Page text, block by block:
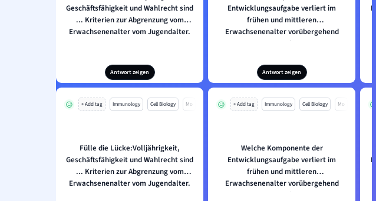
Geschäftsfähigkeit und Wahlrecht sind
... Kriterien zur Abgrenzung vom
Erwachsenenalter vom Jugendalter.
Antwort zeigen
Entwicklungsaufgabe verliert im
frühen und mittleren
Erwachsenenalter vorübergehend
etwas an Bedeutung?
Antwort zeigen
+ Add tag Immunology Cell Biology Mo
Fülle die Lücke:Volljährigkeit,
Geschäftsfähigkeit und Wahlrecht sind
... Kriterien zur Abgrenzung vom
Erwachsenenalter vom Jugendalter.
+ Add tag Immunology Cell Biology Mo
Welche Komponente der
Entwicklungsaufgabe verliert im
frühen und mittleren
Erwachsenenalter vorübergehend
etwas an Bedeutung?